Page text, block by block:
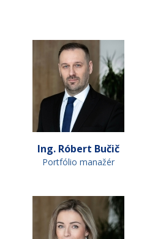
Ing. Róbert Bučič
Portfólio manažér